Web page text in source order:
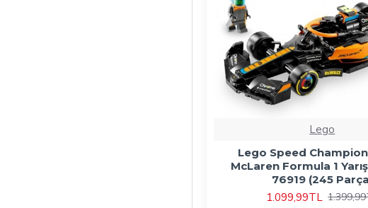
Lego
Lego Speed
McLaren Formula 1
76919 (245
1.099,99TL